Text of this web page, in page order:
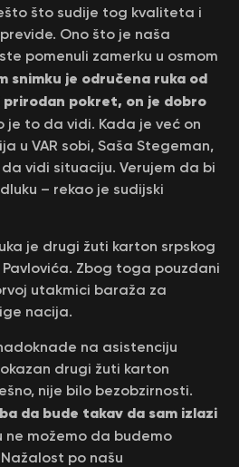
što sudije tog kvaliteta i
Ono što je naša
pomenuli zamerku u osmom
snimku je odručena ruka od
pokret, on je dobro
je to da vidi. Kada je već on
u VAR sobi, Saša Stegeman,
vidi situaciju. Verujem da bi
– rekao je sudijski
je drugi žuti karton srpskog
Zbog toga pouzdani
utakmici baraža za
nacija.
na asistenciju
drugi žuti karton
nije bilo bezobzirnosti.
da bude takav da sam izlazi
ne možemo da budemo
po našu